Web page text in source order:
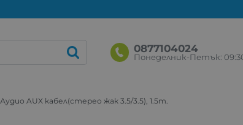
0877104024
Понеделник-Петък:
Аудио AUX кабел(стерео жак 3.5/3.5), 1.5m.